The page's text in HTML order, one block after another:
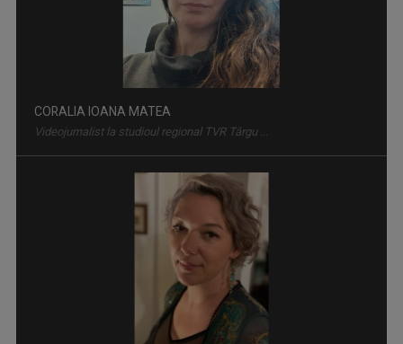
Emisiune magazin difuzată pe canalul TVR3 care ...
În cadrul vizitelor săptămânale la medic, TVR ...
CORALIA IOANA MATEA
Videojurnalist la studioul regional TVR Târgu ...